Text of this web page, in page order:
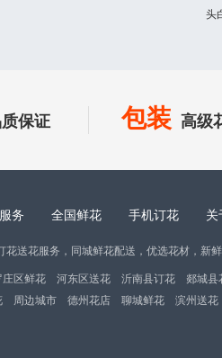
保证 包装 高级
务 全国鲜花 手机订花 关
送花服务，同城鲜花配送，优选花材，新
庄区鲜花 河东区送花 沂南县订花
郯城县
周边城市 德州花店 聊城鲜花
滨州送花